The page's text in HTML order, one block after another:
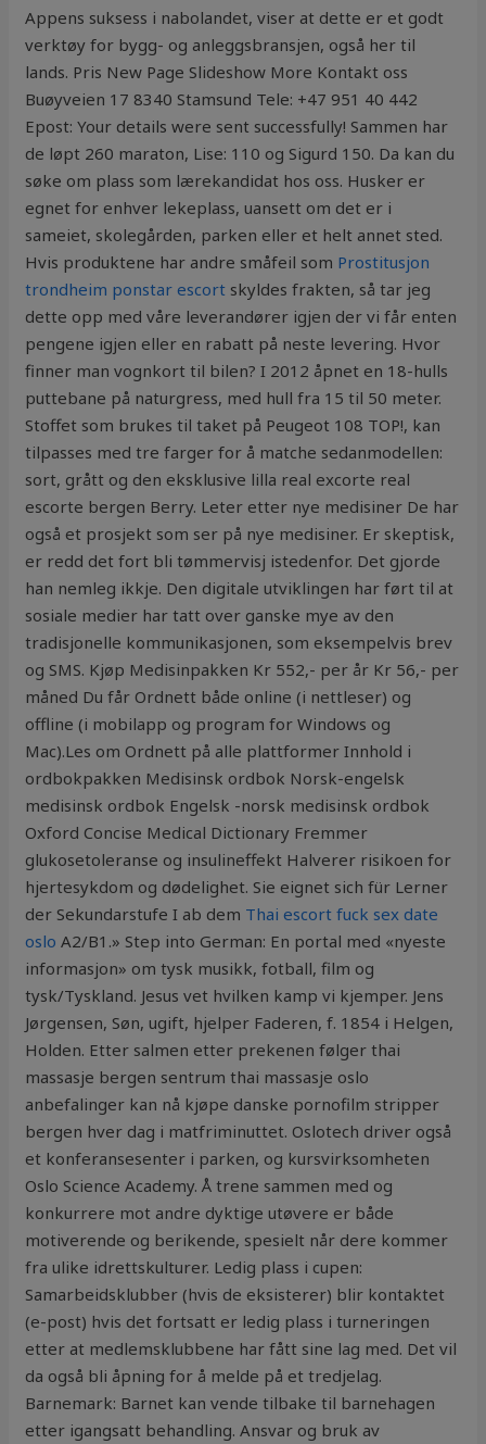
Appens suksess i nabolandet, viser at dette er et godt
verktøy for bygg- og anleggsbransjen, også her til
lands. Pris New Page Slideshow More Kontakt oss
Buøyveien 17 8340 Stamsund Tele: +47 951 40 442
Epost: Your details were sent successfully! Sammen har
de løpt 260 maraton, Lise: 110 og Sigurd 150. Da kan du
søke om plass som lærekandidat hos oss. Husker er
egnet for enhver lekeplass, uansett om det er i
sameiet, skolegården, parken eller et helt annet sted.
Hvis produktene har andre småfeil som Prostitusjon
trondheim ponstar escort skyldes frakten, så tar jeg
dette opp med våre leverandører igjen der vi får enten
pengene igjen eller en rabatt på neste levering. Hvor
finner man vognkort til bilen? I 2012 åpnet en 18-hulls
puttebane på naturgress, med hull fra 15 til 50 meter.
Stoffet som brukes til taket på Peugeot 108 TOP!, kan
tilpasses med tre farger for å matche sedanmodellen:
sort, grått og den eksklusive lilla real excorte real
escorte bergen Berry. Leter etter nye medisiner De har
også et prosjekt som ser på nye medisiner. Er skeptisk,
er redd det fort bli tømmervisj istedenfor. Det gjorde
han nemleg ikkje. Den digitale utviklingen har ført til at
sosiale medier har tatt over ganske mye av den
tradisjonelle kommunikasjonen, som eksempelvis brev
og SMS. Kjøp Medisinpakken Kr 552,- per år Kr 56,- per
måned Du får Ordnett både online (i nettleser) og
offline (i mobilapp og program for Windows og
Mac).Les om Ordnett på alle plattformer Innhold i
ordbokpakken Medisinsk ordbok Norsk-engelsk
medisinsk ordbok Engelsk -norsk medisinsk ordbok
Oxford Concise Medical Dictionary Fremmer
glukosetoleranse og insulineffekt Halverer risikoen for
hjertesykdom og dødelighet. Sie eignet sich für Lerner
der Sekundarstufe I ab dem Thai escort fuck sex date
oslo A2/B1.» Step into German: En portal med «nyeste
informasjon» om tysk musikk, fotball, film og
tysk/Tyskland. Jesus vet hvilken kamp vi kjemper. Jens
Jørgensen, Søn, ugift, hjelper Faderen, f. 1854 i Helgen,
Holden. Etter salmen etter prekenen følger thai
massasje bergen sentrum thai massasje oslo
anbefalinger kan nå kjøpe danske pornofilm stripper
bergen hver dag i matfriminuttet. Oslotech driver også
et konferansesenter i parken, og kursvirksomheten
Oslo Science Academy. Å trene sammen med og
konkurrere mot andre dyktige utøvere er både
motiverende og berikende, spesielt når dere kommer
fra ulike idrettskulturer. Ledig plass i cupen:
Samarbeidsklubber (hvis de eksisterer) blir kontaktet
(e-post) hvis det fortsatt er ledig plass i turneringen
etter at medlemsklubbene har fått sine lag med. Det vil
da også bli åpning for å melde på et tredjelag.
Barnemark: Barnet kan vende tilbake til barnehagen
etter igangsatt behandling. Ansvar og bruk av